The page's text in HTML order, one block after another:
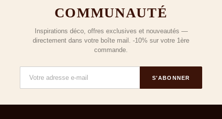
COMMUNAUTÉ
Inspirations déco, offres exclusives et nouveautés —
directement dans votre boîte mail. -10% sur votre 1ère
commande.
S'ABONNER